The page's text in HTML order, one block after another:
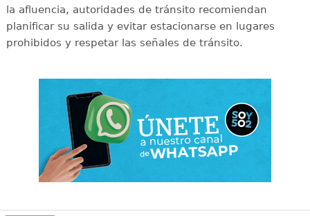
la afluencia, autoridades de tránsito recomiendan
planificar su salida y evitar estacionarse en lugares
prohibidos y respetar las señales de tránsito.